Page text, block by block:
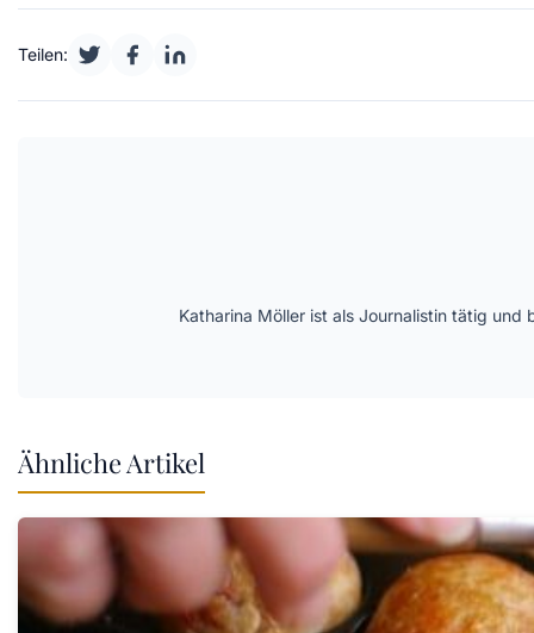
Teilen:
Katharina Möller ist als Journalistin tätig
Ähnliche Artikel